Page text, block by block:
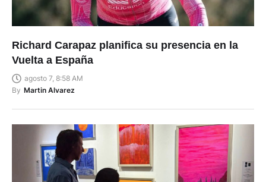
Richard Carapaz planifica su presencia en la
Vuelta a España
agosto 7, 8:58 AM
By
Martin Alvarez